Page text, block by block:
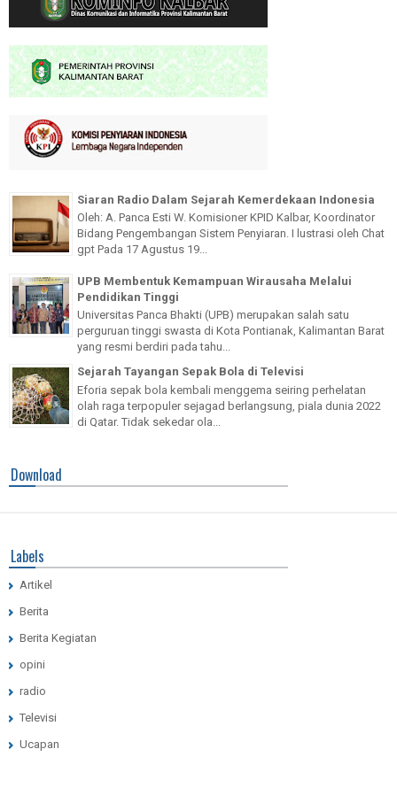
Siaran Radio Dalam Sejarah Kemerdekaan Indonesia
Oleh: A. Panca Esti W. Komisioner KPID Kalbar, Koordinator
Bidang Pengembangan Sistem Penyiaran. I lustrasi oleh Chat
gpt Pada 17 Agustus 19...
UPB Membentuk Kemampuan Wirausaha Melalui
Pendidikan Tinggi
Universitas Panca Bhakti (UPB) merupakan salah satu
perguruan tinggi swasta di Kota Pontianak, Kalimantan Barat
yang resmi berdiri pada tahu...
Sejarah Tayangan Sepak Bola di Televisi
Eforia sepak bola kembali menggema seiring perhelatan
olah raga terpopuler sejagad berlangsung, piala dunia 2022
di Qatar. Tidak sekedar ola...
Download
Labels
Artikel
Berita
Berita Kegiatan
opini
radio
Televisi
Ucapan